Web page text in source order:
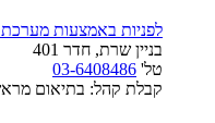
לפניות באמצעות מערכת
בניין שרת, חדר 401
טל' 03-6408486
קבלת קהל: בתיאום